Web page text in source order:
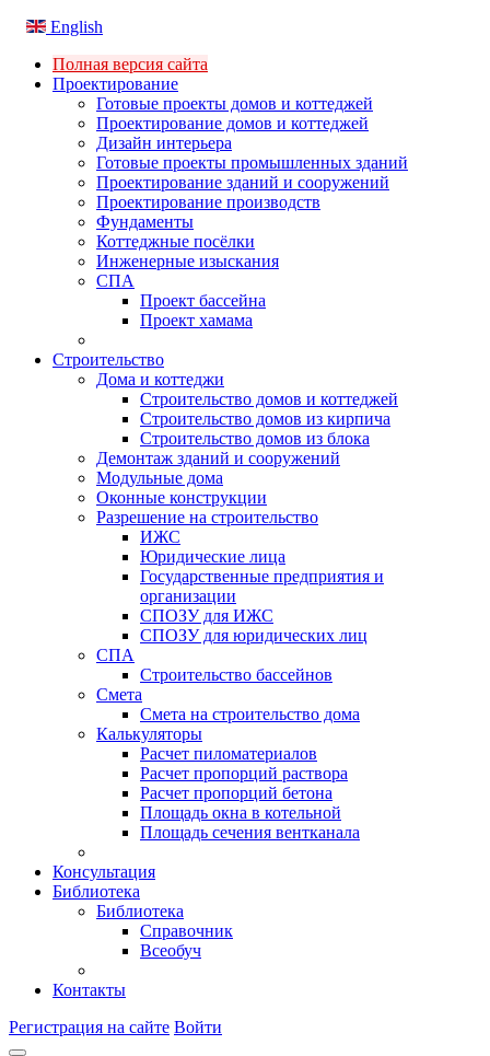
English
Полная версия сайта
Проектирование
Готовые проекты домов и коттеджей
Проектирование домов и коттеджей
Дизайн интерьера
Готовые проекты промышленных зданий
Проектирование зданий и сооружений
Проектирование производств
Фундаменты
Коттеджные посёлки
Инженерные изыскания
СПА
Проект бассейна
Проект хамама
Строительство
Дома и коттеджи
Строительство домов и коттеджей
Строительство домов из кирпича
Строительство домов из блока
Демонтаж зданий и сооружений
Модульные дома
Оконные конструкции
Разрешение на строительство
ИЖС
Юридические лица
Государственные предприятия и
организации
СПОЗУ для ИЖС
СПОЗУ для юридических лиц
СПА
Строительство бассейнов
Смета
Смета на строительство дома
Калькуляторы
Расчет пиломатериалов
Расчет пропорций раствора
Расчет пропорций бетона
Площадь окна в котельной
Площадь сечения вентканала
Консультация
Библиотека
Библиотека
Справочник
Всеобуч
Контакты
Регистрация на сайте Войти